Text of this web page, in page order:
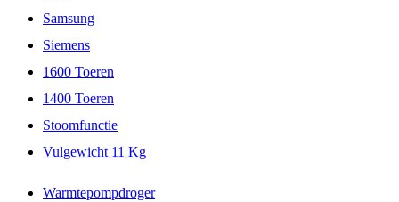
Samsung
Siemens
1600 Toeren
1400 Toeren
Stoomfunctie
Vulgewicht 11 Kg
Warmtepompdroger